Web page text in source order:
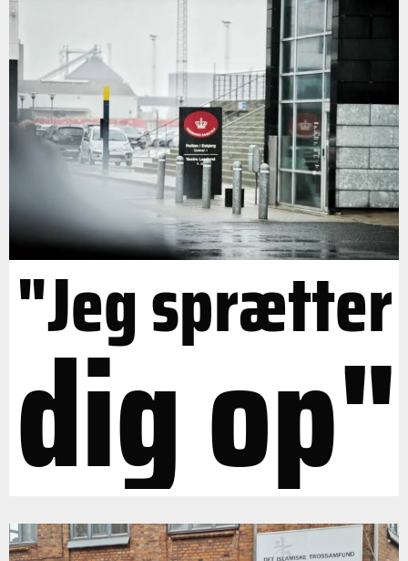
"Jeg sprætter
dig op"